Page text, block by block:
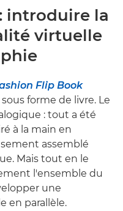
introduire la
virtuelle
Flip Book
forme de livre. Le
: tout a été
à la main en
assemblé
Mais tout en le
l'ensemble du
une
en parallèle.